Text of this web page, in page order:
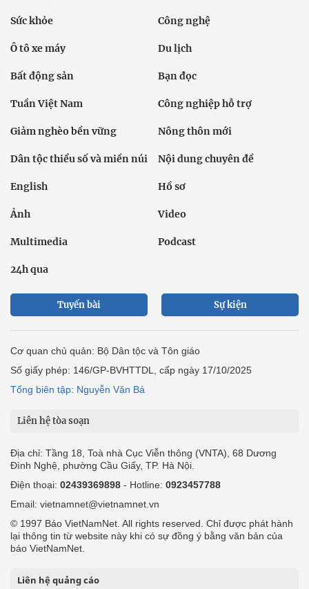
Sức khỏe Công nghệ
Ô tô xe máy Du lịch
Bất động sản Bạn đọc
Tuần Việt Nam Công nghiệp hỗ trợ
Giảm nghèo bền vững Nông thôn mới
Dân tộc thiểu số và miền núi Nội dung chuyên đề
English Hồ sơ
Ảnh Video
Multimedia Podcast
24h qua
Tuyến bài Sự kiện
Cơ quan chủ quản: Bộ Dân tộc và Tôn giáo
Số giấy phép: 146/GP-BVHTTDL, cấp ngày 17/10/2025
Tổng biên tập: Nguyễn Văn Bá
Liên hệ tòa soạn
Địa chỉ: Tầng 18, Toà nhà Cục Viễn thông (VNTA), 68 Dương
Đình Nghệ, phường Cầu Giấy, TP. Hà Nội.
Điện thoại: 02439369898 - Hotline: 0923457788
Email: vietnamnet@vietnamnet.vn
© 1997 Báo VietNamNet. All rights reserved. Chỉ được phát hành
lại thông tin từ website này khi có sự đồng ý bằng văn bản của
báo VietNamNet.
Liên hệ quảng cáo